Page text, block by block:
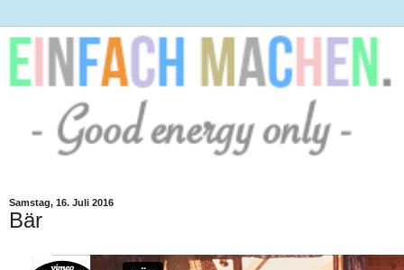
Samstag, 16. Juli 2016
Bär